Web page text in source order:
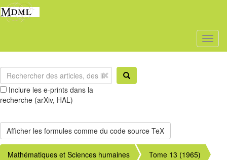
Inclure les e-prints dans la
recherche (arXiv, HAL)
Mathématiques et Sciences humaines
Tome 13 (1965)